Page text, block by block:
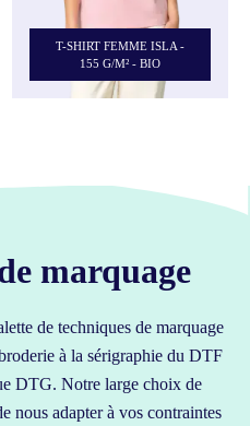
T-SHIRT FEMME ISLA -
155 G/M² - BIO
marquage
de techniques de marquage
à la sérigraphie du DTF
DTG. Notre large choix de
nous adapter à vos contraintes